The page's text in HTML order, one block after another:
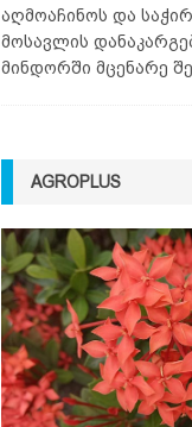
აღმოაჩინოს და
მოსავლის
მინდორში მცენარე
AGROPLUS